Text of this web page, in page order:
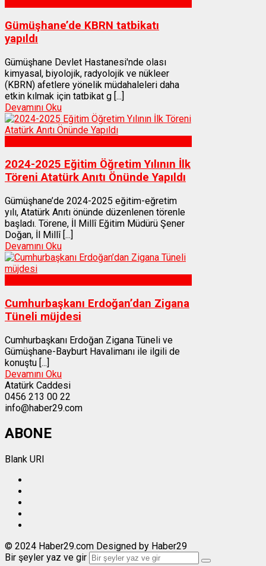
Gümüşhane’de KBRN tatbikatı
yapıldı
Gümüşhane Devlet Hastanesi'nde olası
kimyasal, biyolojik, radyolojik ve nükleer
(KBRN) afetlere yönelik müdahaleleri daha
etkin kılmak için tatbikat g [...]
Devamını Oku
2024-2025 Eğitim Öğretim Yılının İlk
Töreni Atatürk Anıtı Önünde Yapıldı
Gümüşhane’de 2024-2025 eğitim-eğretim
yılı, Atatürk Anıtı önünde düzenlenen törenle
başladı. Törene, İl Millî Eğitim Müdürü Şener
Doğan, İl Millî [...]
Devamını Oku
Cumhurbaşkanı Erdoğan’dan Zigana
Tüneli müjdesi
Cumhurbaşkanı Erdoğan Zigana Tüneli ve
Gümüşhane-Bayburt Havalimanı ile ilgili de
konuştu [...]
Devamını Oku
Atatürk Caddesi
0456 213 00 22
info@haber29.com
ABONE
Blank URI
© 2024 Haber29.com Designed by Haber29
Bir şeyler yaz ve gir